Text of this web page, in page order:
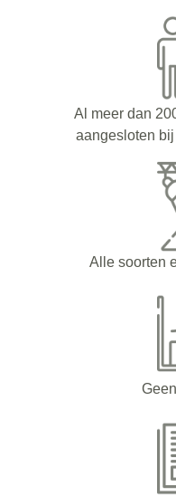
Al meer dan
aangesloten
Alle soorten